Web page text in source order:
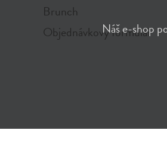
Brunch
Objednávkový formulář
Náš e-shop